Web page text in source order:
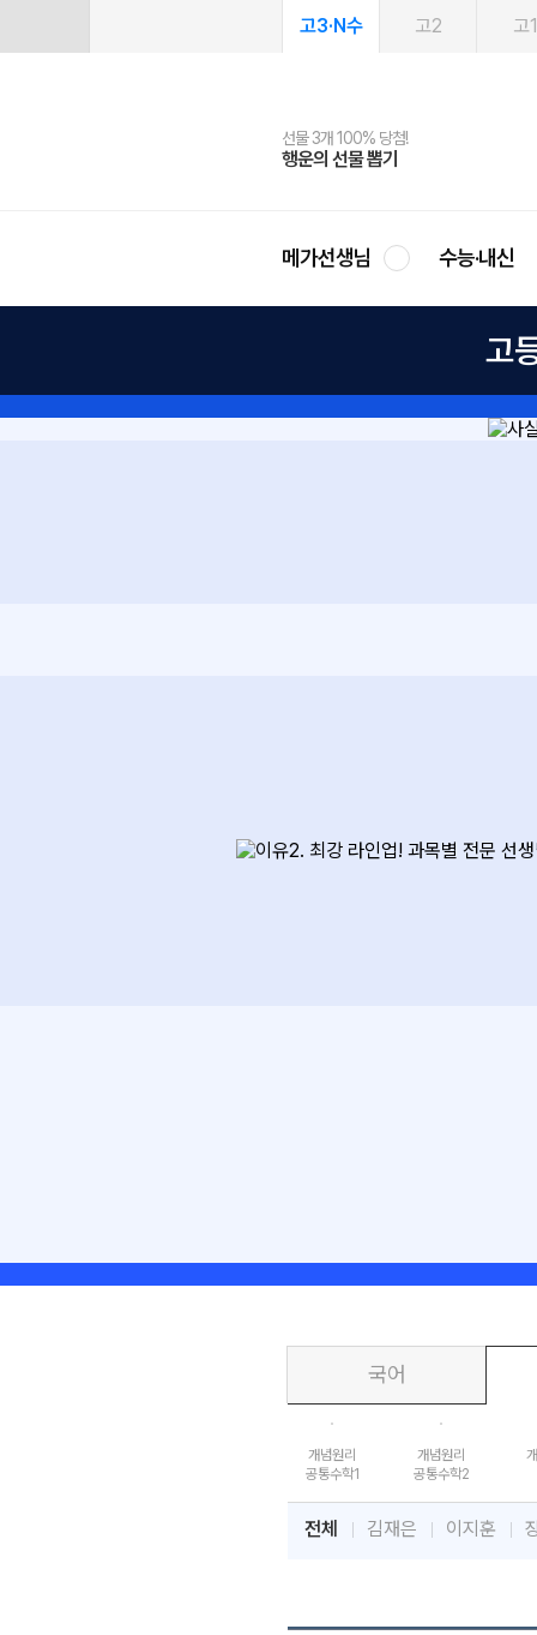
고3·N수 고2 고1
선물 3개 100% 당첨!
행운의 선물 뽑기
선물 100% 증정!
메가스터디 X 올리브
여름방학 스터디 캐시백
메가런 썸머스쿨
2027 러셀 단과
강사 공개선발
스마트러닝앱
설문 EVENT
메가패스
3일 무료 체험권
메가패스 수강생 무료혜택!
메가클럽 멤버십
사회공헌 캠페인
희망이룸 메가나눔
메가선생님 수능·내신
고
국어
개념원리
공통수학1
개념원리
공통수학2
전체 김재은 이지훈